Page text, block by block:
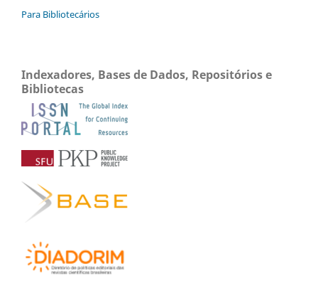
Para Bibliotecários
Indexadores, Bases de Dados, Repositórios e
Bibliotecas